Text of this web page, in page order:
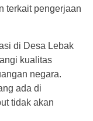
terkait pengerjaan
di Desa Lebak
kualitas
negara.
ada di
tidak akan